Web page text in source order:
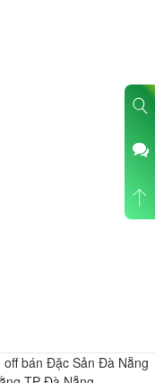
bán Đặc Sản Đà Nẵng